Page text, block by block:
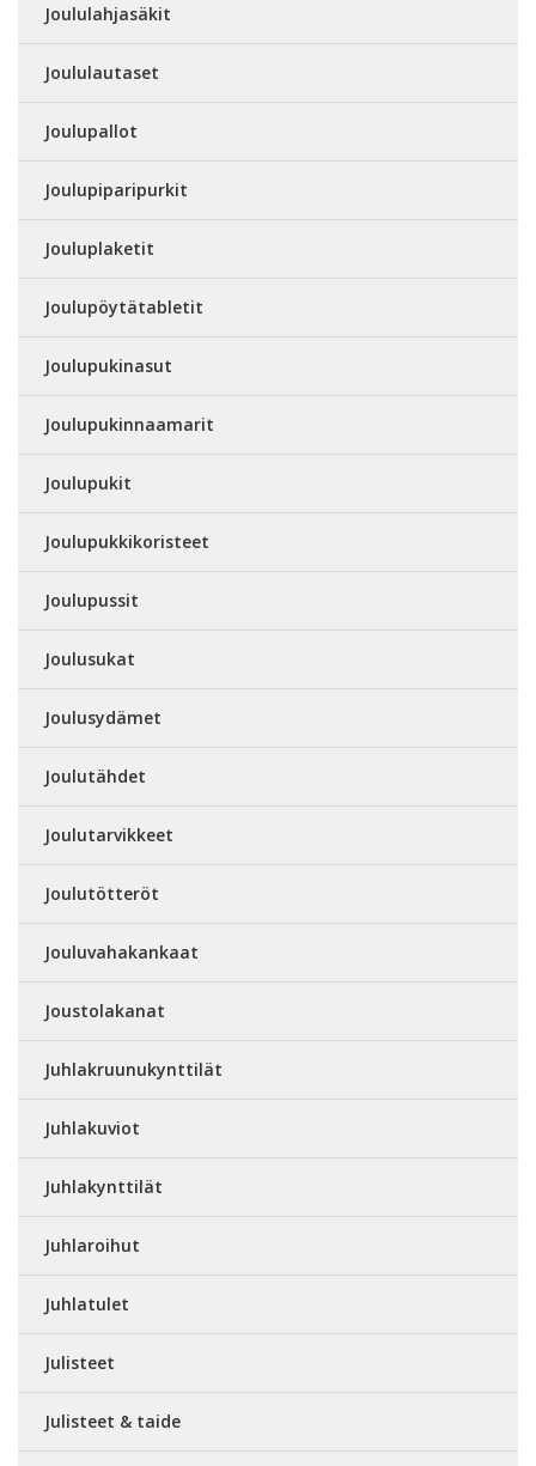
Joululahjasäkit
Joululautaset
Joulupallot
Joulupiparipurkit
Jouluplaketit
Joulupöytätabletit
Joulupukinasut
Joulupukinnaamarit
Joulupukit
Joulupukkikoristeet
Joulupussit
Joulusukat
Joulusydämet
Joulutähdet
Joulutarvikkeet
Joulutötteröt
Jouluvahakankaat
Joustolakanat
Juhlakruunukynttilät
Juhlakuviot
Juhlakynttilät
Juhlaroihut
Juhlatulet
Julisteet
Julisteet & taide